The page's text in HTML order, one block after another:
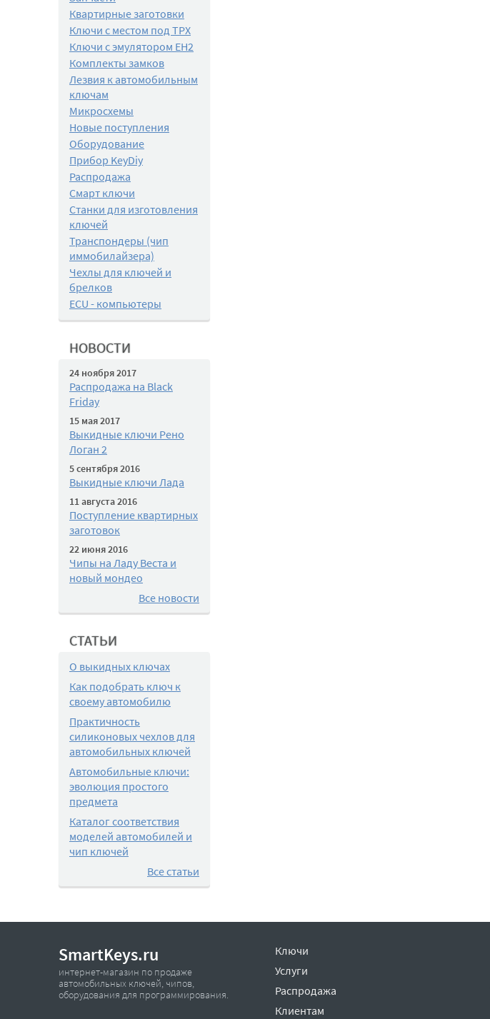
Квартирные заготовки
Ключи с местом под TPX
Ключи с эмулятором EH2
Комплекты замков
Лезвия к автомобильным
ключам
Микросхемы
Новые поступления
Оборудование
Прибор KeyDiy
Распродажа
Смарт ключи
Станки для изготовления
ключей
Транспондеры (чип
иммобилайзера)
Чехлы для ключей и
брелков
ECU - компьютеры
НОВОСТИ
24 ноября 2017
Распродажа на Black
Friday
15 мая 2017
Выкидные ключи Рено
Логан 2
5 сентября 2016
Выкидные ключи Лада
11 августа 2016
Поступление квартирных
заготовок
22 июня 2016
Чипы на Ладу Веста и
новый мондео
Все новости
СТАТЬИ
О выкидных ключах
Как подобрать ключ к
своему автомобилю
Практичность
силиконовых чехлов для
автомобильных ключей
Автомобильные ключи:
эволюция простого
предмета
Каталог соответствия
моделей автомобилей и
чип ключей
Все статьи
SmartKeys.ru
интернет-магазин по продаже
автомобильных ключей, чипов,
оборудования для программирования.
Ключи
Услуги
Распродажа
Клиентам